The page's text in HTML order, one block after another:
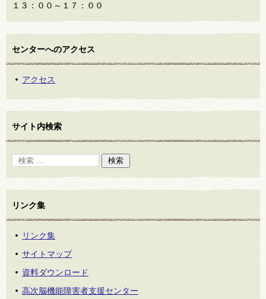
１３：００～１７：００
センターへのアクセス
アクセス
サイト内検索
リンク集
リンク集
サイトマップ
資料ダウンロード
高次脳機能障害者支援センター